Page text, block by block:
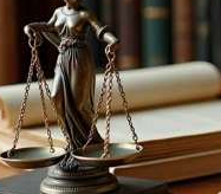
наделами или
Зная эти
проверить
и успешно